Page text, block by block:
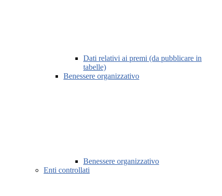
Dati relativi ai premi (da pubblicare in
tabelle)
Benessere organizzativo
Benessere organizzativo
Enti controllati